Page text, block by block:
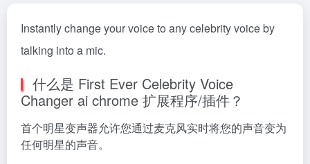
Instantly change your voice to any celebrity voice by
talking into a mic.
什么是 First Ever Celebrity Voice
Changer ai chrome 扩展程序/插件？
首个明星变声器允许您通过麦克风实时将您的声音变为
任何明星的声音。